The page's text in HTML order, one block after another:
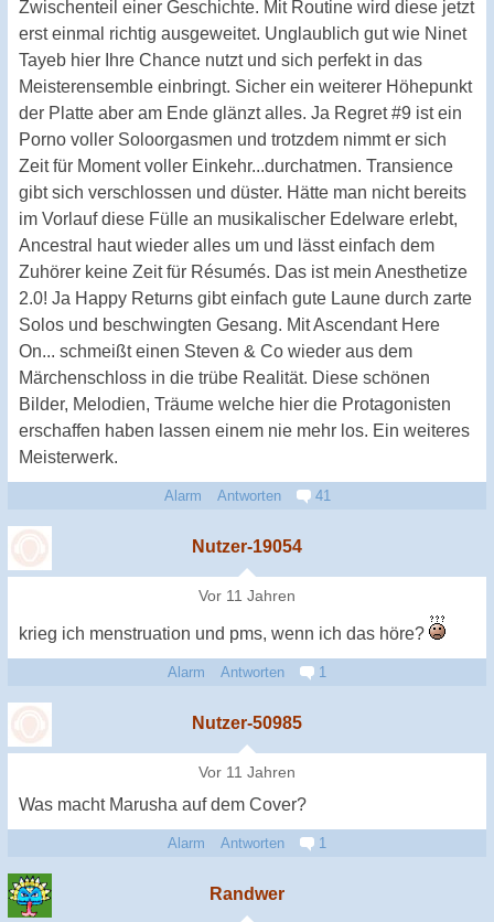
Zwischenteil einer Geschichte. Mit Routine wird diese jetzt
erst einmal richtig ausgeweitet. Unglaublich gut wie Ninet
Tayeb hier Ihre Chance nutzt und sich perfekt in das
Meisterensemble einbringt. Sicher ein weiterer Höhepunkt
der Platte aber am Ende glänzt alles. Ja Regret #9 ist ein
Porno voller Soloorgasmen und trotzdem nimmt er sich
Zeit für Moment voller Einkehr...durchatmen. Transience
gibt sich verschlossen und düster. Hätte man nicht bereits
im Vorlauf diese Fülle an musikalischer Edelware erlebt,
Ancestral haut wieder alles um und lässt einfach dem
Zuhörer keine Zeit für Résumés. Das ist mein Anesthetize
2.0! Ja Happy Returns gibt einfach gute Laune durch zarte
Solos und beschwingten Gesang. Mit Ascendant Here
On... schmeißt einen Steven & Co wieder aus dem
Märchenschloss in die trübe Realität. Diese schönen
Bilder, Melodien, Träume welche hier die Protagonisten
erschaffen haben lassen einem nie mehr los. Ein weiteres
Meisterwerk.
Alarm Antworten 41
Nutzer-19054
Vor 11 Jahren
krieg ich menstruation und pms, wenn ich das höre?
Alarm Antworten 1
Nutzer-50985
Vor 11 Jahren
Was macht Marusha auf dem Cover?
Alarm Antworten 1
Randwer